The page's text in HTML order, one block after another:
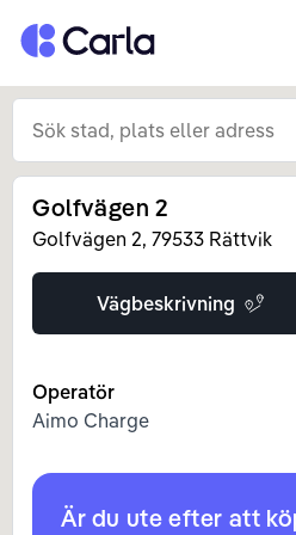
Tillbaka till startsidan
Golfvägen 2
Golfvägen 2, 79533 Rättvik
Vägbeskrivning
Operatör
Aimo Charge
Är du ute efter att